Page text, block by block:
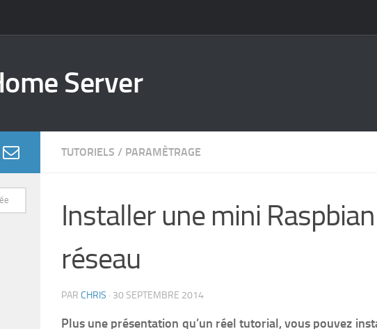
Server
TUTORIELS / PARAMÈTRAGE
Installer une mini
réseau
PAR CHRIS · 30 SEPTEMBRE 2014
Plus une présentation qu’un réel tutorial, vous pouvez